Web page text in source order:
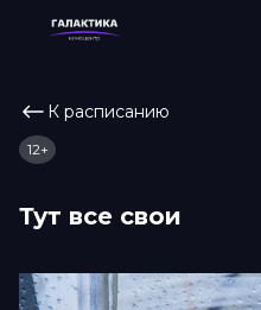
К расписанию
Тут все свои
12+